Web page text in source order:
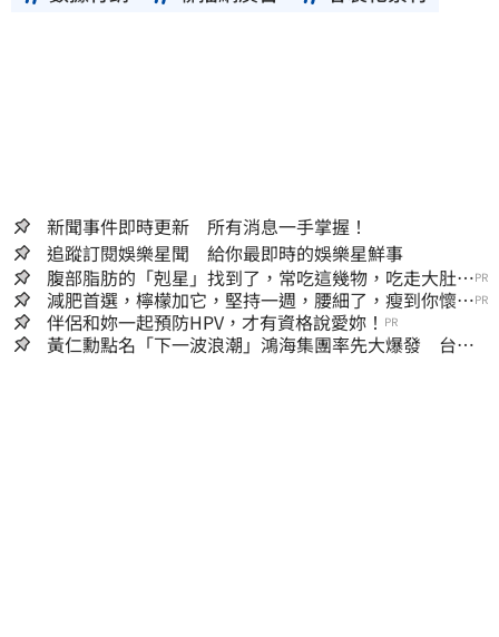
新聞事件即時更新 所有消息一手掌握！
追蹤訂閱娛樂星聞 給你最即時的娛樂星鮮事
腹部脂肪的「剋星」找到了，常吃這幾物，吃走大肚
囊，瘦出小蠻腰
PR
減肥首選，檸檬加它，堅持一週，腰細了，瘦到你懷疑
人生
PR
伴侶和妳一起預防HPV，才有資格說愛妳！ PR
黃仁勳點名「下一波浪潮」鴻海集團率先大爆發 台股